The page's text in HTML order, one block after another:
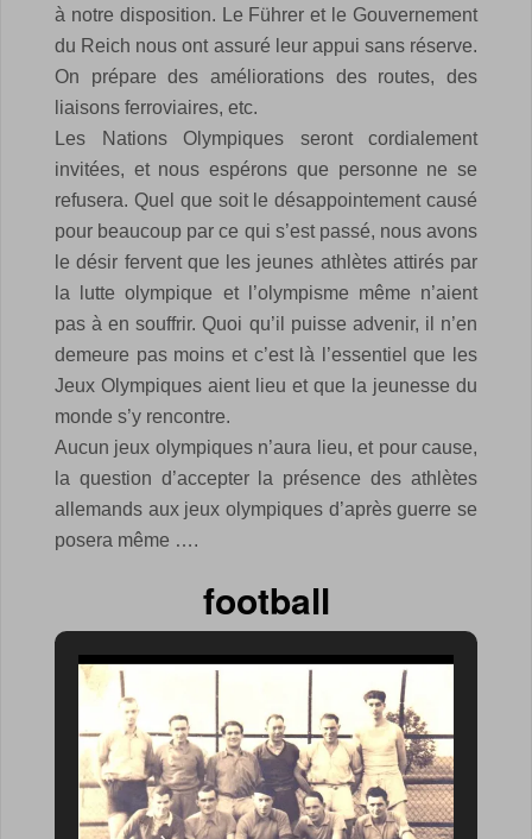
à notre disposition. Le Führer et le Gouvernement
du Reich nous ont assuré leur appui sans réserve.
On prépare des améliorations des routes, des
liaisons ferroviaires, etc.
Les Nations Olympiques seront cordialement
invitées, et nous espérons que personne ne se
refusera. Quel que soit le désappointement causé
pour beaucoup par ce qui s’est passé, nous avons
le désir fervent que les jeunes athlètes attirés par
la lutte olympique et l’olympisme même n’aient
pas à en souffrir. Quoi qu’il puisse advenir, il n’en
demeure pas moins et c’est là l’essentiel que les
Jeux Olympiques aient lieu et que la jeunesse du
monde s’y rencontre.
Aucun jeux olympiques n’aura lieu, et pour cause,
la question d’accepter la présence des athlètes
allemands aux jeux olympiques d’après guerre se
posera même ….
football